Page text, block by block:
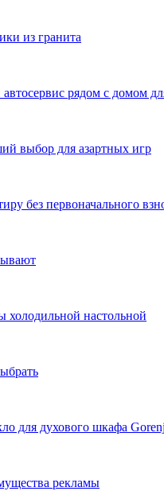
из гранита
рядом с домом
выбор для азартных игр
без первоначального
настольной
для духового шкафа
рекламы